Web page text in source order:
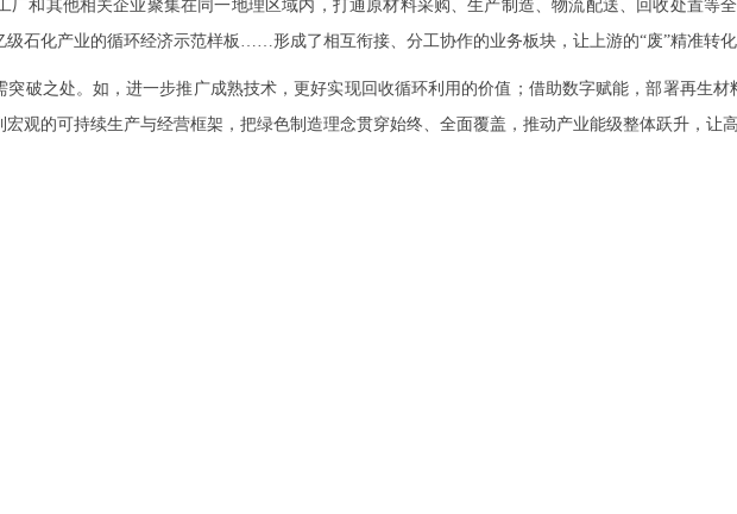
其他相关企业聚集在同一地理区域内，打通原材料采购、生产制造、物流配送、回收处置等
石化产业的循环经济示范样板……形成了相互衔接、分工协作的业务板块，让上游的“废”精准转化
之处。如，进一步推广成熟技术，更好实现回收循环利用的价值；借助数字赋能，部署再生材
观的可持续生产与经营框架，把绿色制造理念贯穿始终、全面覆盖，推动产业能级整体跃升，让